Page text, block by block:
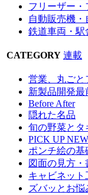
フリーザー
自動販売機
鉄道車両・駅
CATEGORY 連載
営業、丸ごと
新製品開発最
Before After
隠れた名品
旬の野菜とタ
PICK UP
ポンチ絵の基
図面の見方・
キャビネット
ズバッとお悩